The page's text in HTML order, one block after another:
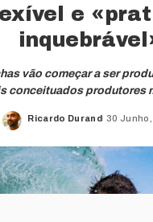
e
vão começar a ser
conceituados produtores
Posted
Ricardo Durand 30 Junho,